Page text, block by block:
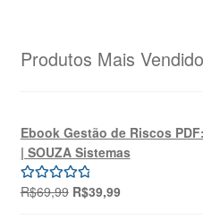
Produtos Mais
Ebook Gestão de Riscos
| SOUZA Sistemas
Avaliação
R$69,99 O
R$39,99O